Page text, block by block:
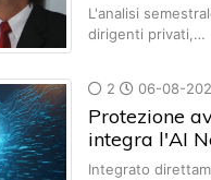
L'analisi
dirigenti privati,…
2 06-08-
Protezione
integra l'AI
Integrato